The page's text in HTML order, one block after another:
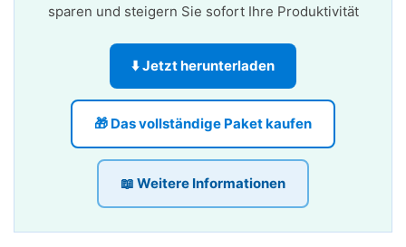
sparen und steigern Sie sofort Ihre Produktivität
⬇️ Jetzt herunterladen
🎁 Das vollständige Paket kaufen
📖 Weitere Informationen